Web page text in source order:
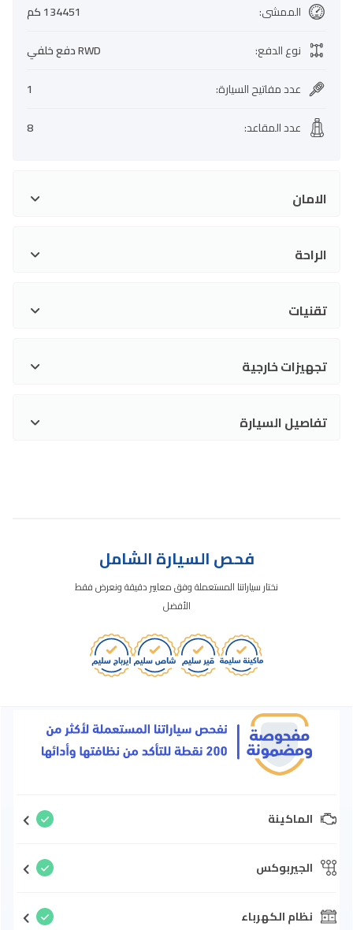
الممشى:
134451 كم
نوع الدفع:
RWD دفع خلفي
عدد مفاتيح السيارة:
1
عدد المقاعد:
8
الامان
الراحة
تقنيات
تجهيزات خارجية
تفاصيل السيارة
فحص السيارة الشامل
نختار سياراتنا المستعملة وفق معايير دقيقة ونعرض فقط
الأفضل
الماكينة
الجيربوكس
نظام الكهرباء